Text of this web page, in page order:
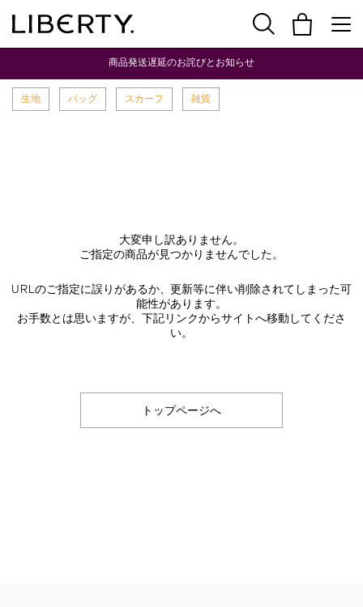
商品発送遅延のお詫びとお知らせ
生地 バッグ スカーフ 雑貨
大変申し訳ありません。
ご指定の商品が見つかりませんでした。
URLのご指定に誤りがあるか、更新等に伴い削除されてしまった可
能性があります。
お手数とは思いますが、下記リンクからサイトへ移動してくださ
い。
トップページへ